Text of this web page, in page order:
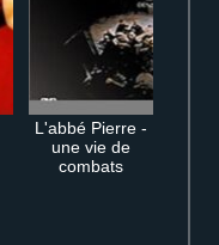
L'abbé Pierre -
une vie de
combats